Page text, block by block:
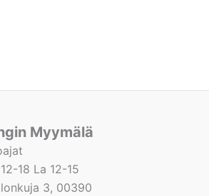
Myymälä
18 La 12-15
3, 00390